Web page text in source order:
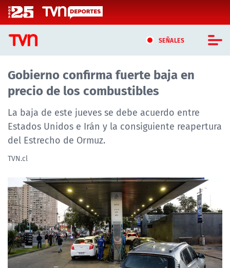
Click acá para ir directamente al contenido
SEÑALES
CASTING MASTERCHEF CHILE
CASTING TVN VERTICAL
TVN VERTICAL
TVN PLAY
TELESERIES
NTV
ACTUALIDAD Y TENDENCIAS
Gobierno confirma fuerte baja en
precio de los combustibles
La baja de este jueves se debe acuerdo entre
Estados Unidos e Irán y la consiguiente reapertura
del Estrecho de Ormuz.
TVN.cl